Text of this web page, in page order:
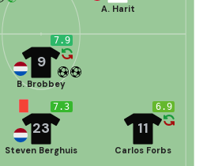
A. Harit
7.3
23
Steven Berghuis
6.9
11
Carlos Forbs
7.9
9
B. Brobbey